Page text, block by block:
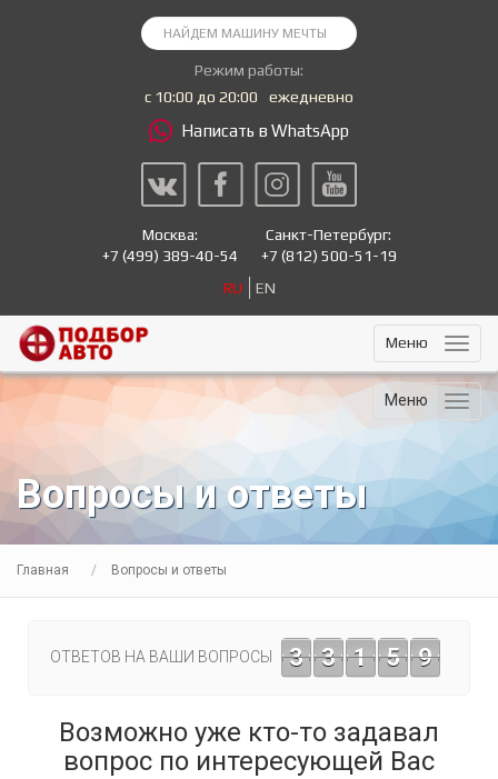
Режим работы:
с 10:00 до 20:00
ежедневно
Написать в WhatsApp
Москва:
+7 (499) 389-40-54
Санкт-Петербург:
+7 (812) 500-51-19
RU
EN
Меню
Меню
Вопросы и ответы
Главная Вопросы и ответы
ОТВЕТОВ НА ВАШИ ВОПРОСЫ 3 3 1 5 9
Возможно уже кто-то задавал
вопрос по интересующей Вас